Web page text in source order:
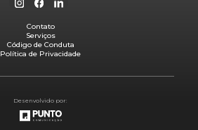
Contato
Serviços
Código de Conduta
Política de Privacidade
Desenvolvido por: